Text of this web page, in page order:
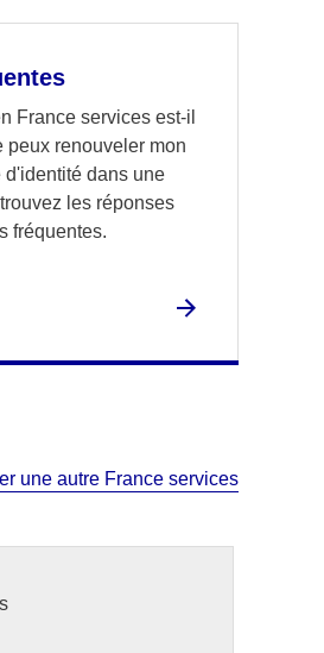
France services est-il
peux renouveler mon
d'identité dans une
les réponses
fréquentes.
une autre France services